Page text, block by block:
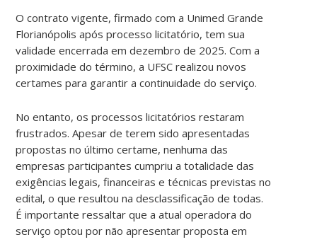
O contrato vigente, firmado com a Unimed Grande
Florianópolis após processo licitatório, tem sua
validade encerrada em dezembro de 2025. Com a
proximidade do término, a UFSC realizou novos
certames para garantir a continuidade do serviço.
No entanto, os processos licitatórios restaram
frustrados. Apesar de terem sido apresentadas
propostas no último certame, nenhuma das
empresas participantes cumpriu a totalidade das
exigências legais, financeiras e técnicas previstas no
edital, o que resultou na desclassificação de todas.
É importante ressaltar que a atual operadora do
serviço optou por não apresentar proposta em